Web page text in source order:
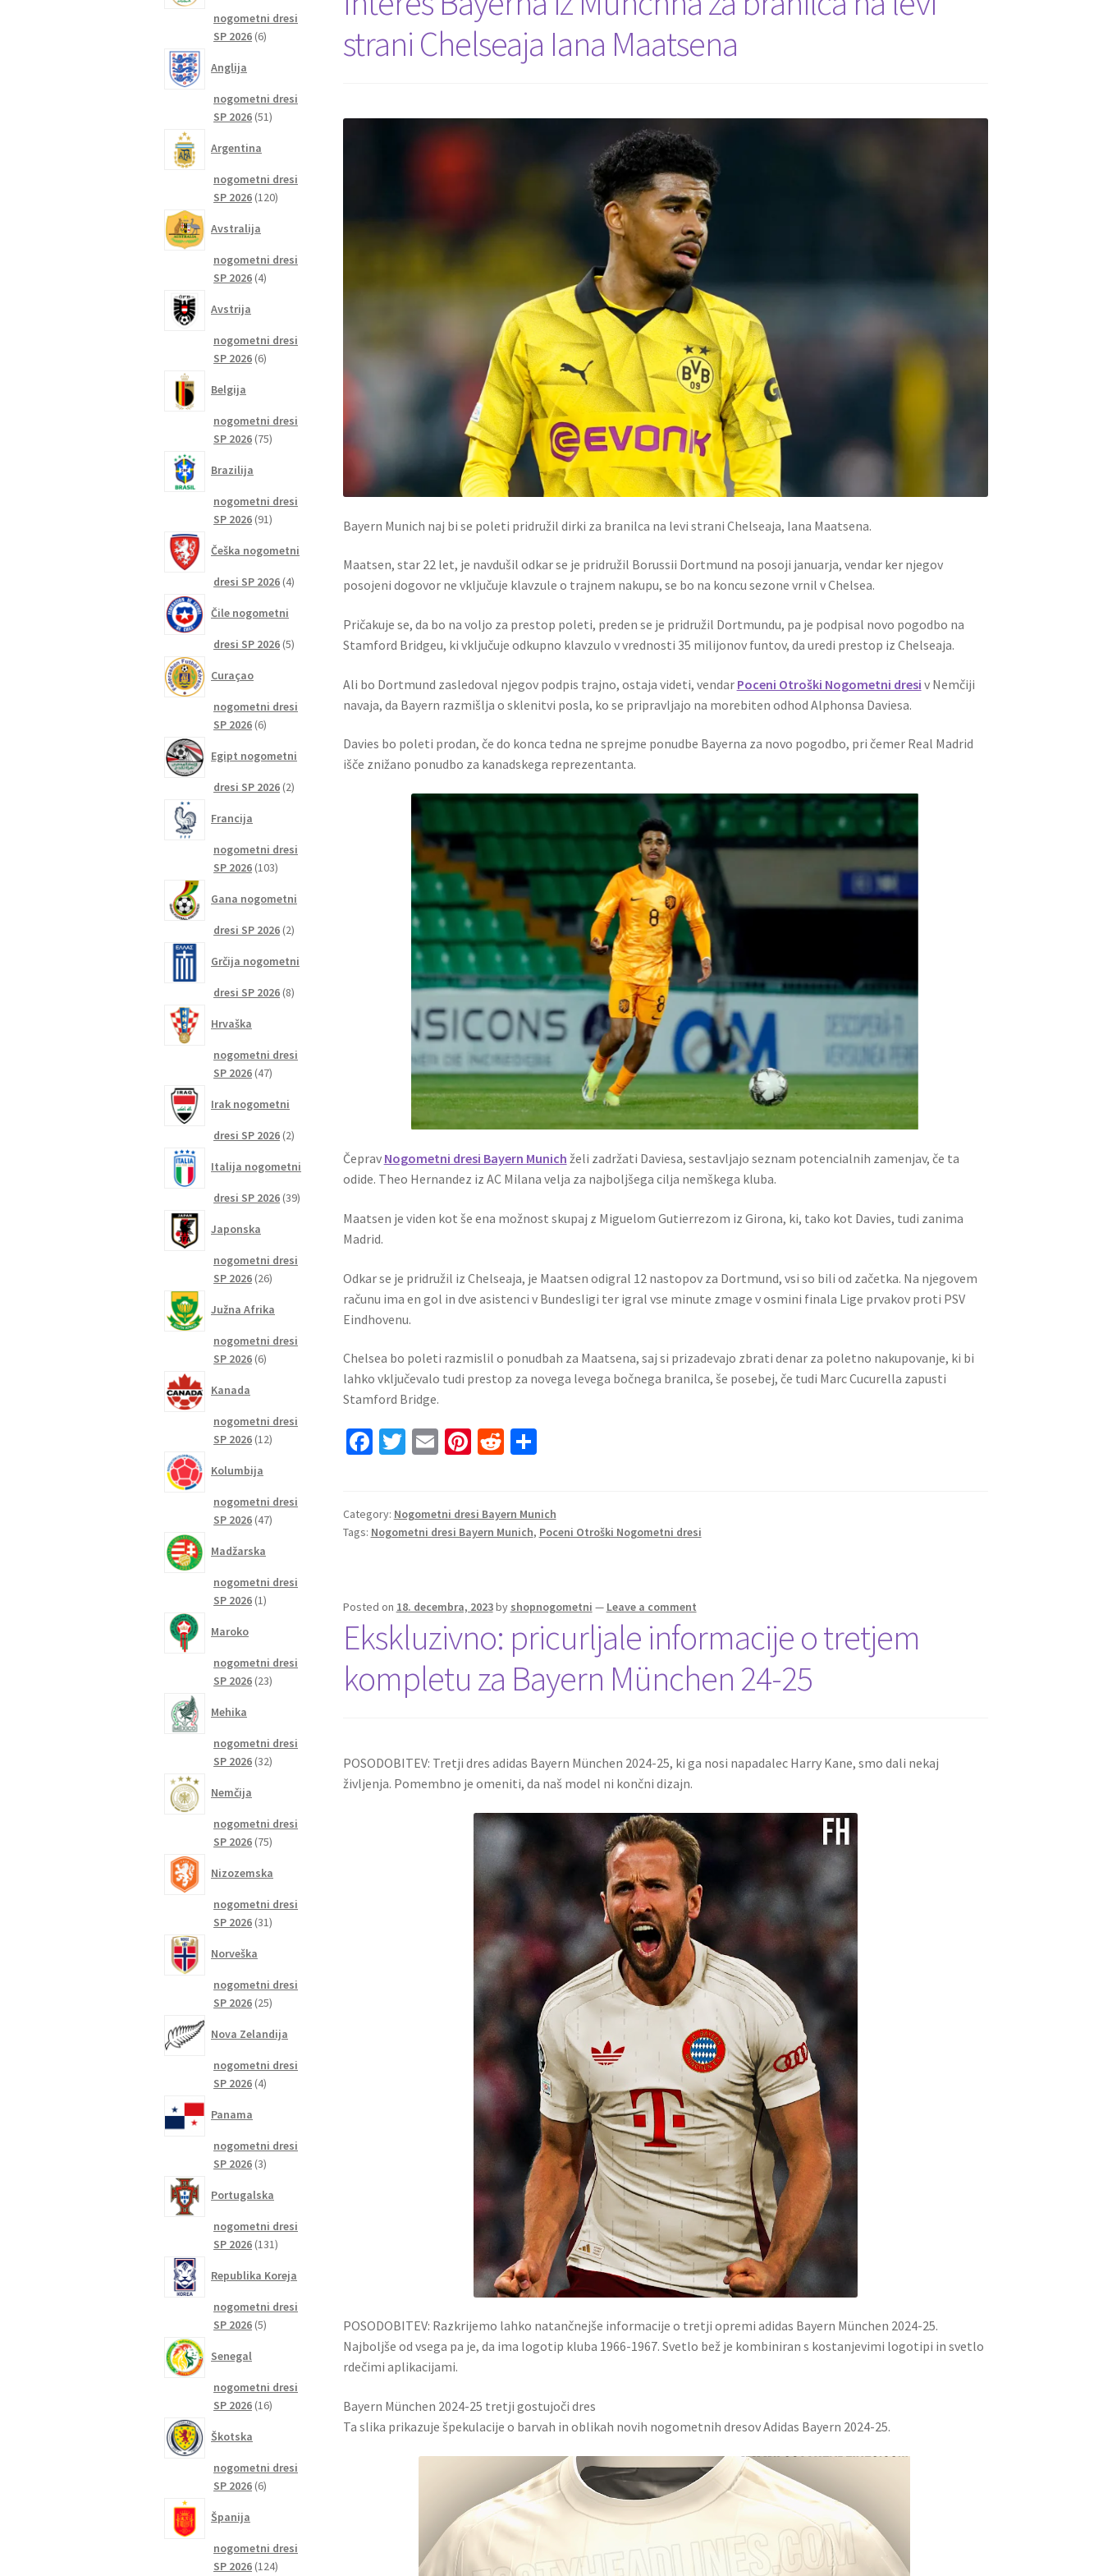
strani Chelseaja Iana Maatsena
Bayern Munich naj bi se poleti pridružil dirki za branilca na levi strani Chelseaja, Iana Maatsena.
Maatsen, star 22 let, je navdušil odkar se je pridružil Borussii Dortmund na posoji januarja, vendar ker njegov
posojeni dogovor ne vključuje klavzule o trajnem nakupu, se bo na koncu sezone vrnil v Chelsea.
Pričakuje se, da bo na voljo za prestop poleti, preden se je pridružil Dortmundu, pa je podpisal novo pogodbo na
Stamford Bridgeu, ki vključuje odkupno klavzulo v vrednosti 35 milijonov funtov, da uredi prestop iz Chelseaja.
Ali bo Dortmund zasledoval njegov podpis trajno, ostaja videti, vendar Poceni Otroški Nogometni dresi v Nemčiji
navaja, da Bayern razmišlja o sklenitvi posla, ko se pripravljajo na morebiten odhod Alphonsa Daviesa.
Davies bo poleti prodan, če do konca tedna ne sprejme ponudbe Bayerna za novo pogodbo, pri čemer Real Madrid
išče znižano ponudbo za kanadskega reprezentanta.
Čeprav Nogometni dresi Bayern Munich želi zadržati Daviesa, sestavljajo seznam potencialnih zamenjav, če ta
odide. Theo Hernandez iz AC Milana velja za najboljšega cilja nemškega kluba.
Maatsen je viden kot še ena možnost skupaj z Miguelom Gutierrezom iz Girona, ki, tako kot Davies, tudi zanima
Madrid.
Odkar se je pridružil iz Chelseaja, je Maatsen odigral 12 nastopov za Dortmund, vsi so bili od začetka. Na njegovem
računu ima en gol in dve asistenci v Bundesligi ter igral vse minute zmage v osmini finala Lige prvakov proti PSV
Eindhovenu.
Chelsea bo poleti razmislil o ponudbah za Maatsena, saj si prizadevajo zbrati denar za poletno nakupovanje, ki bi
lahko vključevalo tudi prestop za novega levega bočnega branilca, še posebej, če tudi Marc Cucurella zapusti
Stamford Bridge.
Fa
o
o
T
er
E
l
Pi
es
t
R
di
t
S
e
Category: Nogometni dresi Bayern Munich
Tags: Nogometni dresi Bayern Munich, Poceni Otroški Nogometni dresi
Posted on 18. decembra, 2023by shopnogometni — Leave a comment
Ekskluzivno: pricurljale informacije o tretjem
kompletu za Bayern München 24-25
POSODOBITEV: Tretji dres adidas Bayern München 2024-25, ki ga nosi napadalec Harry Kane, smo dali nekaj
življenja. Pomembno je omeniti, da naš model ni končni dizajn.
POSODOBITEV: Razkrijemo lahko natančnejše informacije o tretji opremi adidas Bayern München 2024-25.
Najboljše od vsega pa je, da ima logotip kluba 1966-1967. Svetlo bež je kombiniran s kostanjevimi logotipi in svetlo
rdečimi aplikacijami.
Bayern München 2024-25 tretji gostujoči dres
Ta slika prikazuje špekulacije o barvah in oblikah novih nogometnih dresov Adidas Bayern 2024-25.
nogometni dresi
SP 2026 66
Anglija
nogometni dresi
SP 2026 5151
Argentina
nogometni dresi
SP 2026 120120
Avstralija
nogometni dresi
SP 2026 44
Avstrija
nogometni dresi
SP 2026 66
Belgija
nogometni dresi
SP 2026 7575
Brazilija
nogometni dresi
SP 2026 9191
Češka nogometni
dresi SP 2026 44
Čile nogometni
dresi SP 2026 55
Curaçao
nogometni dresi
SP 2026 66
Egipt nogometni
dresi SP 2026 22
Francija
nogometni dresi
SP 2026 103103
Gana nogometni
dresi SP 2026 22
Grčija nogometni
dresi SP 2026 88
Hrvaška
nogometni dresi
SP 2026 4747
Irak nogometni
dresi SP 2026 22
Italija nogometni
dresi SP 2026 3939
Japonska
nogometni dresi
SP 2026 2626
Južna Afrika
nogometni dresi
SP 2026 66
Kanada
nogometni dresi
SP 2026 1212
Kolumbija
nogometni dresi
SP 2026 4747
Madžarska
nogometni dresi
SP 2026 11
Maroko
nogometni dresi
SP 2026 2323
Mehika
nogometni dresi
SP 2026 3232
Nemčija
nogometni dresi
SP 2026 7575
Nizozemska
nogometni dresi
SP 2026 3131
Norveška
nogometni dresi
SP 2026 2525
Nova Zelandija
nogometni dresi
SP 2026 44
Panama
nogometni dresi
SP 2026 33
Portugalska
nogometni dresi
SP 2026 131131
Republika Koreja
nogometni dresi
SP 2026 55
Senegal
nogometni dresi
SP 2026 1616
Škotska
nogometni dresi
SP 2026 66
Španija
nogometni dresi
SP 2026 124124